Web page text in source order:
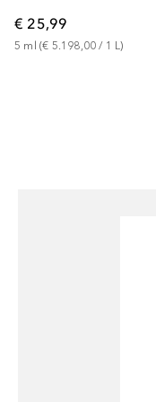
€ 25,99
5 ml (€ 5.198,00 / 1 L)